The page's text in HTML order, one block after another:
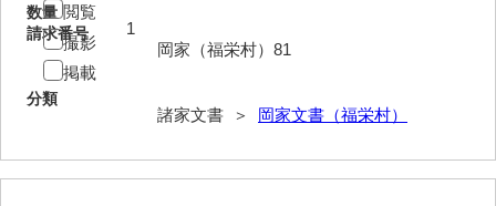
岩見博幸収集史料
請求番号
岡家（福栄村）81
分類
諸家文書 ＞ 岡家文書（福栄村）
数量
1
閲覧
撮影
掲載